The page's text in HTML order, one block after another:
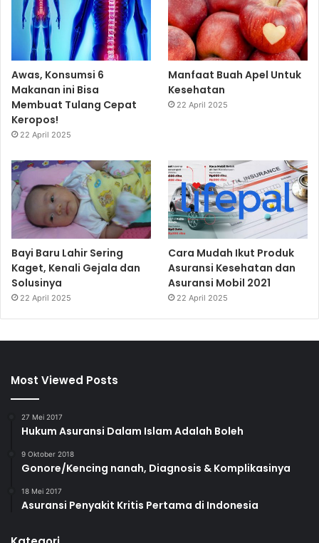
Awas, Konsumsi 6
Makanan ini Bisa
Membuat Tulang Cepat
Keropos!
22 April 2025
Manfaat Buah Apel Untuk
Kesehatan
22 April 2025
Bayi Baru Lahir Sering
Kaget, Kenali Gejala dan
Solusinya
22 April 2025
Cara Mudah Ikut Produk
Asuransi Kesehatan dan
Asuransi Mobil 2021
22 April 2025
Most Viewed Posts
27 Mei 2017
Hukum Asuransi Dalam Islam Adalah Boleh
9 Oktober 2018
Gonore/Kencing nanah, Diagnosis & Komplikasinya
18 Mei 2017
Asuransi Penyakit Kritis Pertama di Indonesia